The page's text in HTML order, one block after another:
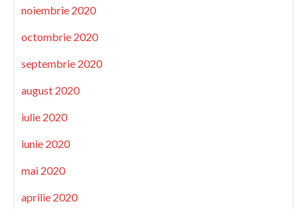
noiembrie 2020
octombrie 2020
septembrie 2020
august 2020
iulie 2020
iunie 2020
mai 2020
aprilie 2020